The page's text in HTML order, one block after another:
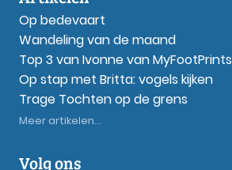
Op bedevaart
Wandeling van de maand
Top 3 van Ivonne van MyFootPrints
Op stap met Britta: vogels kijken
Trage Tochten op de grens
Meer artikelen...
Volg ons